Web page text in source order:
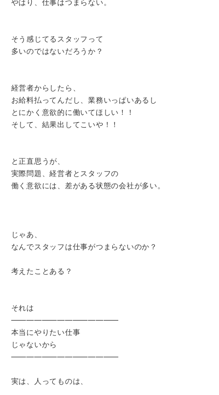
やはり、仕事はつまらない。
そう感じてるスタッフって
多いのではないだろうか？
経営者からしたら、
お給料払ってんだし、業務いっぱいあるし
とにかく意欲的に働いてほしい！！
そして、結果出してこいや！！
と正直思うが、
実際問題、経営者とスタッフの
働く意欲には、差がある状態の会社が多い。
じゃあ、
なんでスタッフは仕事がつまらないのか？
考えたことある？
それは
――――――――――――――
本当にやりたい仕事
じゃないから
――――――――――――――
実は、人ってものは、